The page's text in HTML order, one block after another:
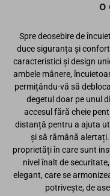
o
Spre deosebire de
duce siguranța și
caracteristici și design
ambele mânere,
permițându-vă să
degetul doar pe unul
accesul fără cheie
distanță pentru a ajuta
și să rămână
proprietăți în care sunt
nivel înalt de
elegant, care se
potrivește, de